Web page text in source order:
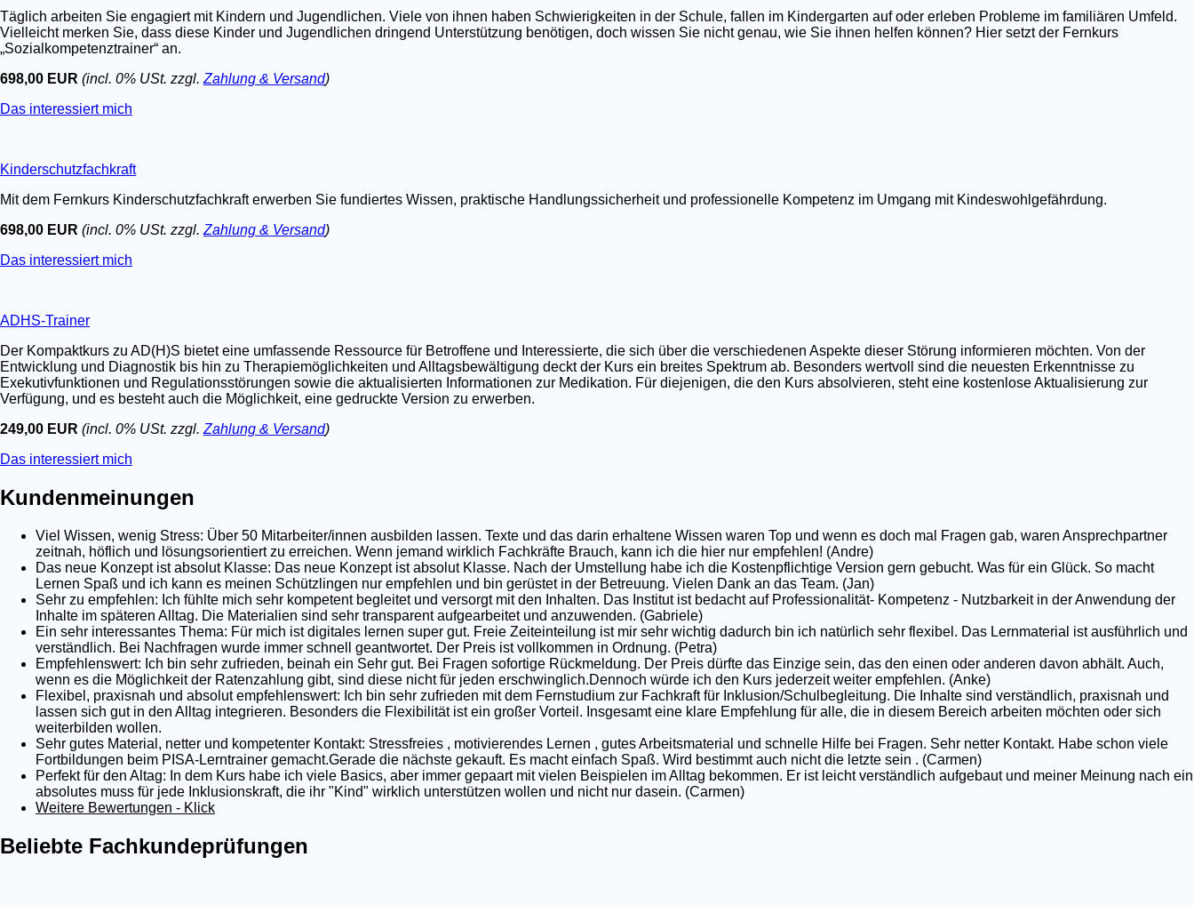
Täglich arbeiten Sie engagiert mit Kindern und Jugendlichen. Viele von ihnen haben Schwierigkeiten in der Schule, fallen im Kindergarten auf oder erleben Probleme im familiären Umfeld.
Vielleicht merken Sie, dass diese Kinder und Jugendlichen dringend Unterstützung benötigen, doch wissen Sie nicht genau, wie Sie ihnen helfen können? Hier setzt der Fernkurs
„Sozialkompetenztrainer“ an.
698,00 EUR (incl. 0% USt. zzgl. Zahlung & Versand)
Das interessiert mich
Kinderschutzfachkraft
Mit dem Fernkurs Kinderschutzfachkraft erwerben Sie fundiertes Wissen, praktische Handlungssicherheit und professionelle Kompetenz im Umgang mit Kindeswohlgefährdung.
698,00 EUR (incl. 0% USt. zzgl. Zahlung & Versand)
Das interessiert mich
ADHS-Trainer
Der Kompaktkurs zu AD(H)S bietet eine umfassende Ressource für Betroffene und Interessierte, die sich über die verschiedenen Aspekte dieser Störung informieren möchten. Von der
Entwicklung und Diagnostik bis hin zu Therapiemöglichkeiten und Alltagsbewältigung deckt der Kurs ein breites Spektrum ab. Besonders wertvoll sind die neuesten Erkenntnisse zu
Exekutivfunktionen und Regulationsstörungen sowie die aktualisierten Informationen zur Medikation. Für diejenigen, die den Kurs absolvieren, steht eine kostenlose Aktualisierung zur
Verfügung, und es besteht auch die Möglichkeit, eine gedruckte Version zu erwerben.
249,00 EUR (incl. 0% USt. zzgl. Zahlung & Versand)
Das interessiert mich
Kundenmeinungen
Viel Wissen, wenig Stress: Über 50 Mitarbeiter/innen ausbilden lassen. Texte und das darin erhaltene Wissen waren Top und wenn es doch mal Fragen gab, waren Ansprechpartner
zeitnah, höflich und lösungsorientiert zu erreichen. Wenn jemand wirklich Fachkräfte Brauch, kann ich die hier nur empfehlen! (Andre)
Das neue Konzept ist absolut Klasse: Das neue Konzept ist absolut Klasse. Nach der Umstellung habe ich die Kostenpflichtige Version gern gebucht. Was für ein Glück. So macht
Lernen Spaß und ich kann es meinen Schützlingen nur empfehlen und bin gerüstet in der Betreuung. Vielen Dank an das Team. (Jan)
Sehr zu empfehlen: Ich fühlte mich sehr kompetent begleitet und versorgt mit den Inhalten. Das Institut ist bedacht auf Professionalität- Kompetenz - Nutzbarkeit in der Anwendung der
Inhalte im späteren Alltag. Die Materialien sind sehr transparent aufgearbeitet und anzuwenden. (Gabriele)
Ein sehr interessantes Thema: Für mich ist digitales lernen super gut. Freie Zeiteinteilung ist mir sehr wichtig dadurch bin ich natürlich sehr flexibel. Das Lernmaterial ist ausführlich und
verständlich. Bei Nachfragen wurde immer schnell geantwortet. Der Preis ist vollkommen in Ordnung. (Petra)
Empfehlenswert: Ich bin sehr zufrieden, beinah ein Sehr gut. Bei Fragen sofortige Rückmeldung. Der Preis dürfte das Einzige sein, das den einen oder anderen davon abhält. Auch,
wenn es die Möglichkeit der Ratenzahlung gibt, sind diese nicht für jeden erschwinglich.Dennoch würde ich den Kurs jederzeit weiter empfehlen. (Anke)
Flexibel, praxisnah und absolut empfehlenswert: Ich bin sehr zufrieden mit dem Fernstudium zur Fachkraft für Inklusion/Schulbegleitung. Die Inhalte sind verständlich, praxisnah und
lassen sich gut in den Alltag integrieren. Besonders die Flexibilität ist ein großer Vorteil. Insgesamt eine klare Empfehlung für alle, die in diesem Bereich arbeiten möchten oder sich
weiterbilden wollen.
Sehr gutes Material, netter und kompetenter Kontakt: Stressfreies , motivierendes Lernen , gutes Arbeitsmaterial und schnelle Hilfe bei Fragen. Sehr netter Kontakt. Habe schon viele
Fortbildungen beim PISA-Lerntrainer gemacht.Gerade die nächste gekauft. Es macht einfach Spaß. Wird bestimmt auch nicht die letzte sein . (Carmen)
Perfekt für den Altag: In dem Kurs habe ich viele Basics, aber immer gepaart mit vielen Beispielen im Alltag bekommen. Er ist leicht verständlich aufgebaut und meiner Meinung nach ein
absolutes muss für jede Inklusionskraft, die ihr "Kind" wirklich unterstützen wollen und nicht nur dasein. (Carmen)
Weitere Bewertungen - Klick
Beliebte Fachkundeprüfungen